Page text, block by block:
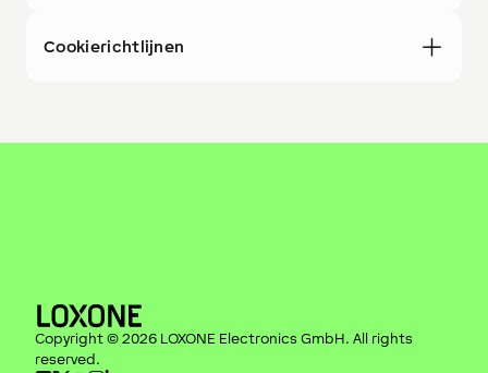
Cookierichtlijnen
Copyright © 2026 LOXONE Electronics GmbH. All rights
reserved.